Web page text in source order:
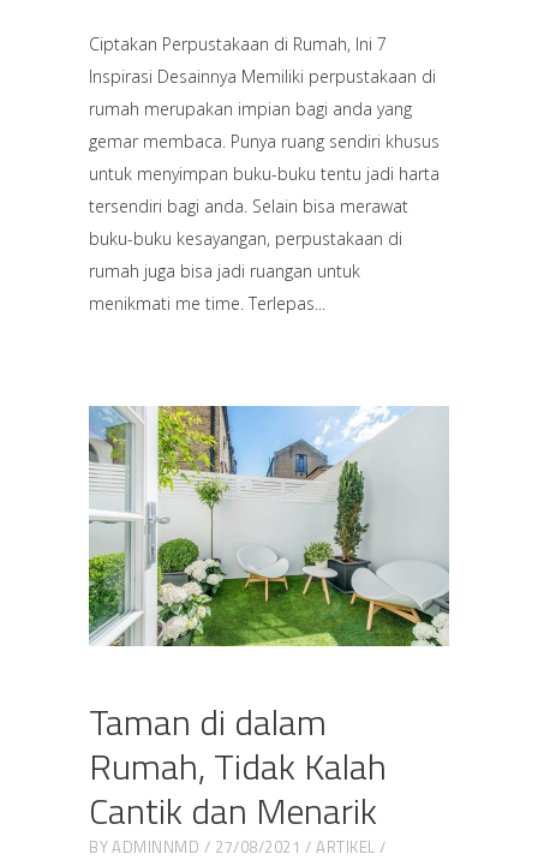
Ciptakan Perpustakaan di Rumah, Ini 7
Inspirasi Desainnya Memiliki perpustakaan di
rumah merupakan impian bagi anda yang
gemar membaca. Punya ruang sendiri khusus
untuk menyimpan buku-buku tentu jadi harta
tersendiri bagi anda. Selain bisa merawat
buku-buku kesayangan, perpustakaan di
rumah juga bisa jadi ruangan untuk
menikmati me time. Terlepas
Taman di dalam
Rumah, Tidak Kalah
Cantik dan Menarik
BYADMINNMD 27/08/2021
ARTIKEL